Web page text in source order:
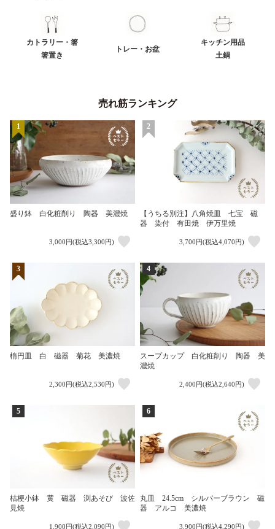
カトラリー・箸
箸置き
トレー・お盆
キッチン用品
土鍋
売れ筋ランキング
1
盛り鉢 白化粧削り 陶器 美濃焼
3,000円(税込3,300円)
2
【うちる別注】八角焼皿 七宝 磁
器 染付 有田焼 伊万里焼
3,700円(税込4,070円)
3
楕円皿 白 磁器 菊花 美濃焼
2,300円(税込2,530円)
4
スープカップ 白化粧削り 陶器 美
濃焼
2,400円(税込2,640円)
5
桔梗小鉢 黄 磁器 渕あそび 波佐
見焼
1,900円(税込2,090円)
6
丸皿 24.5cm シルバーブラウン 磁
器 アルコ 美濃焼
3,900円(税込4,290円)